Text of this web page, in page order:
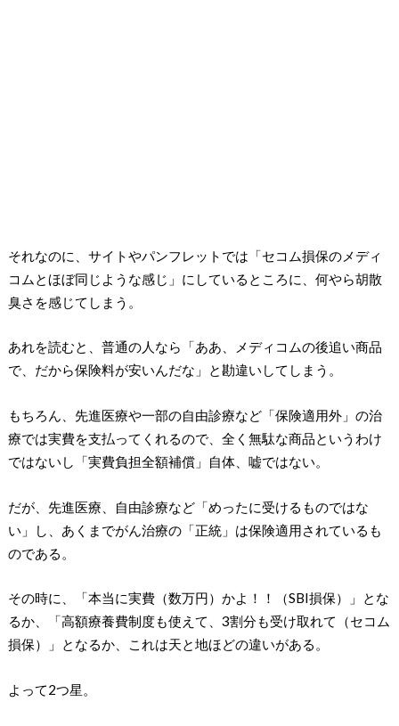
それなのに、サイトやパンフレットでは「セコム損保のメディ
コムとほぼ同じような感じ」にしているところに、何やら胡散
臭さを感じてしまう。
あれを読むと、普通の人なら「ああ、メディコムの後追い商品
で、だから保険料が安いんだな」と勘違いしてしまう。
もちろん、先進医療や一部の自由診療など「保険適用外」の治
療では実費を支払ってくれるので、全く無駄な商品というわけ
ではないし「実費負担全額補償」自体、嘘ではない。
だが、先進医療、自由診療など「めったに受けるものではな
い」し、あくまでがん治療の「正統」は保険適用されているも
のである。
その時に、「本当に実費（数万円）かよ！！（SBI損保）」とな
るか、「高額療養費制度も使えて、3割分も受け取れて（セコム
損保）」となるか、これは天と地ほどの違いがある。
よって2つ星。